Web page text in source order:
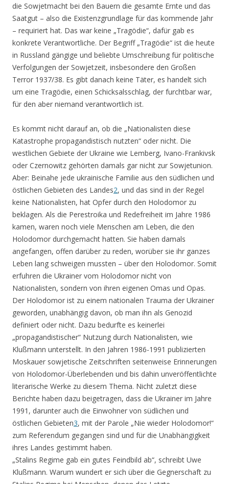
die Sowjetmacht bei den Bauern die gesamte Ernte und das
Saatgut – also die Existenzgrundlage für das kommende Jahr
– requiriert hat. Das war keine „Tragödie“, dafür gab es
konkrete Verantwortliche. Der Begriff „Tragödie“ ist die heute
in Russland gängige und beliebte Umschreibung für politische
Verfolgungen der Sowjetzeit, insbesondere den Großen
Terror 1937/38. Es gibt danach keine Täter, es handelt sich
um eine Tragödie, einen Schicksalsschlag, der furchtbar war,
für den aber niemand verantwortlich ist.
Es kommt nicht darauf an, ob die „Nationalisten diese
Katastrophe propagandistisch nutzten“ oder nicht. Die
westlichen Gebiete der Ukraine wie Lemberg, Ivano-Frankivsk
oder Czernowitz gehörten damals gar nicht zur Sowjetunion.
Aber: Beinahe jede ukrainische Familie aus den südlichen und
östlichen Gebieten des Landes2, und das sind in der Regel
keine Nationalisten, hat Opfer durch den Holodomor zu
beklagen. Als die Perestroika und Redefreiheit im Jahre 1986
kamen, waren noch viele Menschen am Leben, die den
Holodomor durchgemacht hatten. Sie haben damals
angefangen, offen darüber zu reden, worüber sie ihr ganzes
Leben lang schweigen mussten – über den Holodomor. Somit
erfuhren die Ukrainer vom Holodomor nicht von
Nationalisten, sondern von ihren eigenen Omas und Opas.
Der Holodomor ist zu einem nationalen Trauma der Ukrainer
geworden, unabhängig davon, ob man ihn als Genozid
definiert oder nicht. Dazu bedurfte es keinerlei
„propagandistischer“ Nutzung durch Nationalisten, wie
Klußmann unterstellt. In den Jahren 1986-1991 publizierten
Moskauer sowjetische Zeitschriften seitenweise Erinnerungen
von Holodomor-Überlebenden und bis dahin unveröffentlichte
literarische Werke zu diesem Thema. Nicht zuletzt diese
Berichte haben dazu beigetragen, dass die Ukrainer im Jahre
1991, darunter auch die Einwohner von südlichen und
östlichen Gebieten3, mit der Parole „Nie wieder Holodomor!“
zum Referendum gegangen sind und für die Unabhängigkeit
ihres Landes gestimmt haben.
„Stalins Regime gab ein gutes Feindbild ab“, schreibt Uwe
Klußmann. Warum wundert er sich über die Gegnerschaft zu